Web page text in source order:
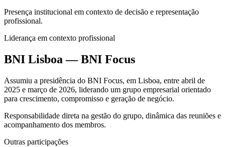
Presença institucional em contexto de decisão e representação
profissional.
Liderança em contexto profissional
BNI Lisboa — BNI Focus
Assumiu a presidência do BNI Focus, em Lisboa, entre abril de
2025 e março de 2026, liderando um grupo empresarial orientado
para crescimento, compromisso e geração de negócio.
Responsabilidade direta na gestão do grupo, dinâmica das reuniões e
acompanhamento dos membros.
Outras participações